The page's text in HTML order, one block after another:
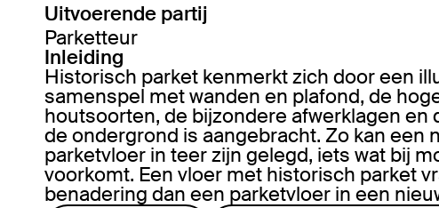
Uitvoerende partij
Parketteur
Inleiding
Historisch parket kenmerkt zich door een
samenspel met wanden en plafond, de
houtsoorten, de bijzondere afwerklagen en
de ondergrond is aangebracht. Zo kan een
parketvloer in teer zijn gelegd, iets wat bij
voorkomt. Een vloer met historisch parket
benadering dan een parketvloer in een